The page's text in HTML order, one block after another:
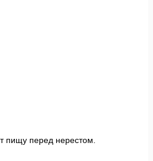
пищу перед нерестом.